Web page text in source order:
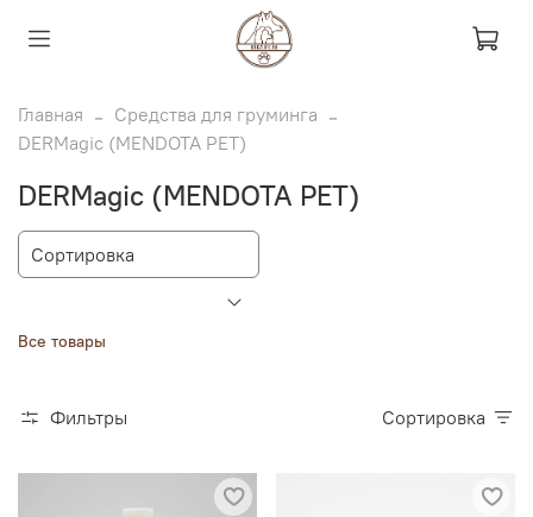
Главная
Средства для груминга
DERMagic (MENDOTA PET)
DERMagic (MENDOTA PET)
Все товары
Фильтры Сортировка